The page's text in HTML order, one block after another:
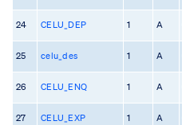
24 CELU_DEP 1 A
25 celu_des 1 A
26 CELU_ENQ 1 A
27 CELU_EXP 1 A